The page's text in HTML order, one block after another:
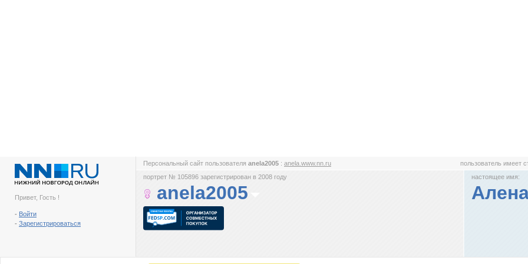
Привет, Гость !
- Войти
- Зарегистрироваться
Персональный сайт пользователя anela2005 : anela.www.nn.ru пользователь имеет
портрет № 105896 зарегистрирован в 2008 году
anela2005
настоящее имя: